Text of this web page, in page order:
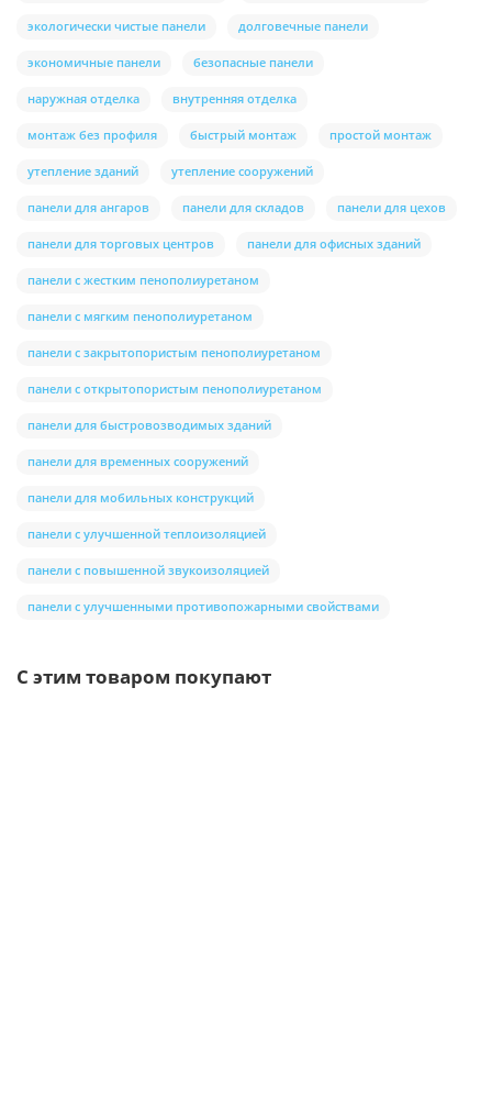
экологически чистые панели долговечные панели
экономичные панели безопасные панели
наружная отделка внутренняя отделка
монтаж без профиля быстрый монтаж простой монтаж
утепление зданий утепление сооружений
панели для ангаров панели для складов панели для цехов
панели для торговых центров панели для офисных зданий
панели с жестким пенополиуретаном
панели с мягким пенополиуретаном
панели с закрытопористым пенополиуретаном
панели с открытопористым пенополиуретаном
панели для быстровозводимых зданий
панели для временных сооружений
панели для мобильных конструкций
панели с улучшенной теплоизоляцией
панели с повышенной звукоизоляцией
панели с улучшенными противопожарными свойствами
С этим товаром покупают